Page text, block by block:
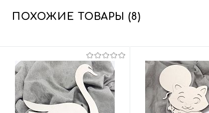
ПОХОЖИЕ ТОВАРЫ (8)